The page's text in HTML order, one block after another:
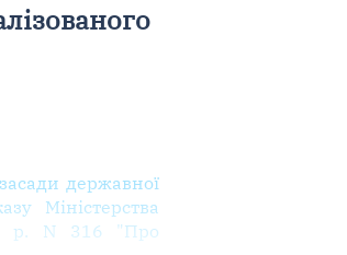
державної
Міністерства
р. N 316 "Про